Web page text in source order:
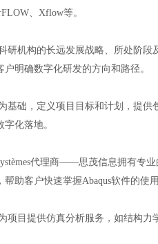
、Xflow等。
研机构的长远发展战略、所处阶段
户明确数字化研发的方向和路径。
基础，定义项目目标和计划，提
化落地。
代理商——思茂信息拥有专
帮助客户快速掌握Abaqus软件的使
项目提供仿真分析服务，如结构力